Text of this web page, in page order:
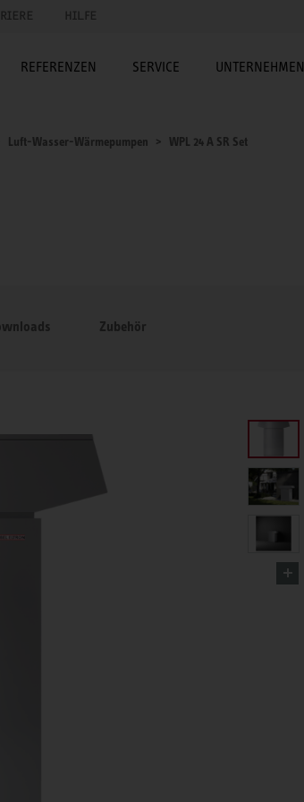
HILFE
REFERENZEN SERVICE UNTERNEHMEN
Luft-Wasser-Wärmepumpen WPL 24 A SR Set
Zubehör